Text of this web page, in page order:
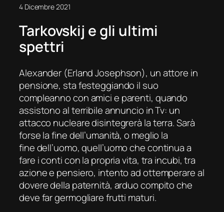
4 Dicembre 2021
Tarkovskij e gli ultimi
spettri
Alexander (Erland Josephson), un attore in
pensione, sta festeggiando il suo
compleanno con amici e parenti, quando
assistono al terribile annuncio in Tv: un
attacco nucleare disintegrerà la terra. Sarà
forse la fine dell’umanità, o meglio la
fine dell’uomo, quell’uomo che continua a
fare i conti con la propria vita, tra incubi, tra
azione e pensiero, intento ad ottemperare al
dovere della paternità, arduo compito che
deve far germogliare frutti maturi.